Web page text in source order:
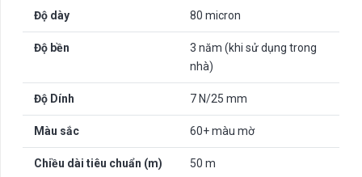
Độ dày 80 micron
Độ bền
3 năm (khi sử dụng trong
nhà)
Độ Dính 7 N/25 mm
Màu sắc 60+ màu mờ
Chiều dài tiêu chuẩn (m) 50 m